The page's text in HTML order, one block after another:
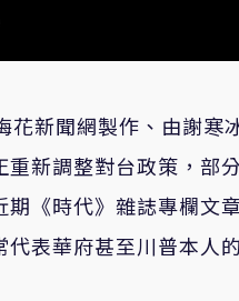
花新聞網製作、由謝
新調整對台政策，部
《時代》雜誌專欄文
表華府甚至川普本人